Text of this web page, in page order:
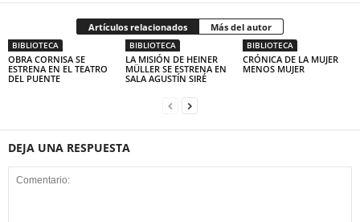
Artículos relacionados Más del autor
BIBLIOTECA
OBRA CORNISA SE
ESTRENA EN EL TEATRO
DEL PUENTE
BIBLIOTECA
LA MISIÓN DE HEINER
MÜLLER SE ESTRENA EN
SALA AGUSTÍN SIRÉ
BIBLIOTECA
CRÓNICA DE LA MUJER
MENOS MUJER
DEJA UNA RESPUESTA